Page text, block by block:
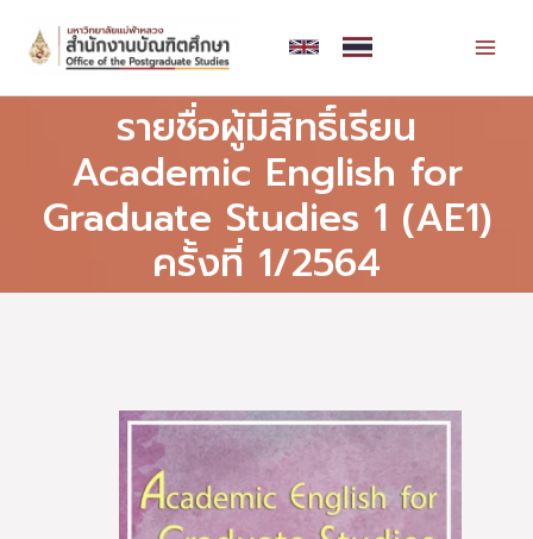
content
รายชื่อผู้มีสิทธิ์เรียน
Academic English for
Graduate Studies 1 (AE1)
ครั้งที่ 1/2564